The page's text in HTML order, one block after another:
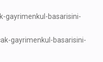
gayrimenkul-basarisini-
gayrimenkul-basarisini-